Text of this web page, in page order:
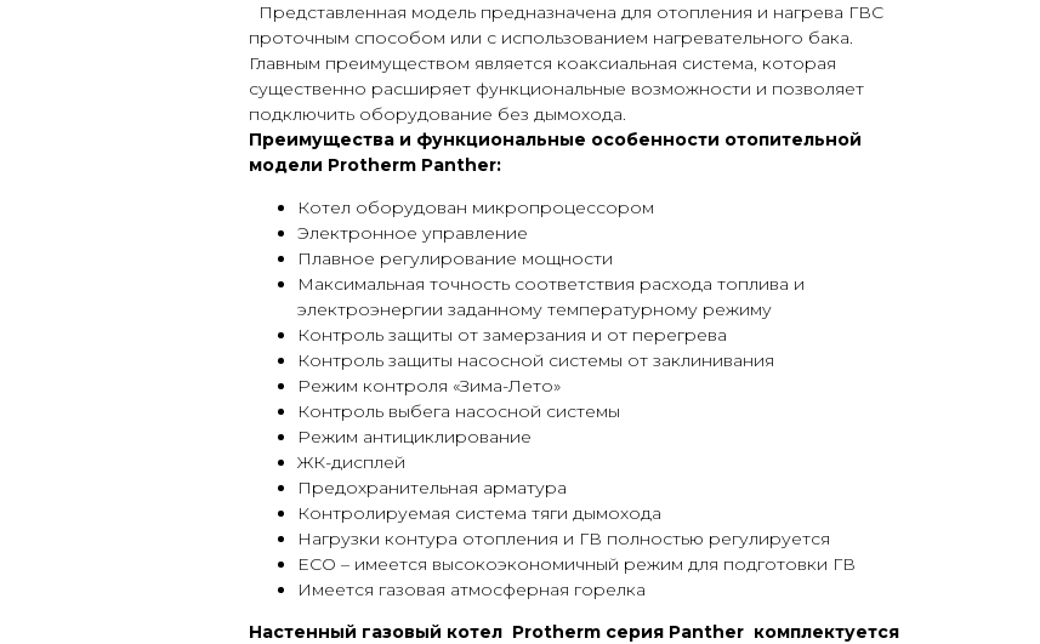
Представленная модель предназначена для отопления и нагрева ГВС
проточным способом или с использованием нагревательного бака.
Главным преимуществом является коаксиальная система, которая
существенно расширяет функциональные возможности и позволяет
подключить оборудование без дымохода.
Преимущества и функциональные особенности отопительной
модели Protherm Panther:
Котел оборудован микропроцессором
Электронное управление
Плавное регулирование мощности
Максимальная точность соответствия расхода топлива и
электроэнергии заданному температурному режиму
Контроль защиты от замерзания и от перегрева
Контроль защиты насосной системы от заклинивания
Режим контроля «Зима-Лето»
Контроль выбега насосной системы
Режим антициклирование
ЖК-дисплей
Предохранительная арматура
Контролируемая система тяги дымохода
Нагрузки контура отопления и ГВ полностью регулируется
ЕСО – имеется высокоэкономичный режим для подготовки ГВ
Имеется газовая атмосферная горелка
Настенный газовый котел Protherm серия Panther комплектуется